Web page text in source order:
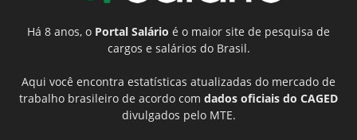
Há 8 anos, o Portal Salário é o maior site de pesquisa de
cargos e salários do Brasil.
Aqui você encontra estatísticas atualizadas do mercado de
trabalho brasileiro de acordo com dados oficiais do CAGED
divulgados pelo MTE.